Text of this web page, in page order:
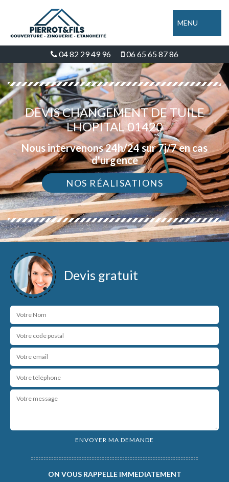
MENU
04 82 29 49 96 06 65 65 87 86
DEVIS CHANGEMENT DE TUILE
LHOPITAL 01420
Nous intervenons 24h/24 sur 7j/7 en cas
d'urgence
NOS RÉALISATIONS
Devis gratuit
ON VOUS RAPPELLE IMMEDIATEMENT